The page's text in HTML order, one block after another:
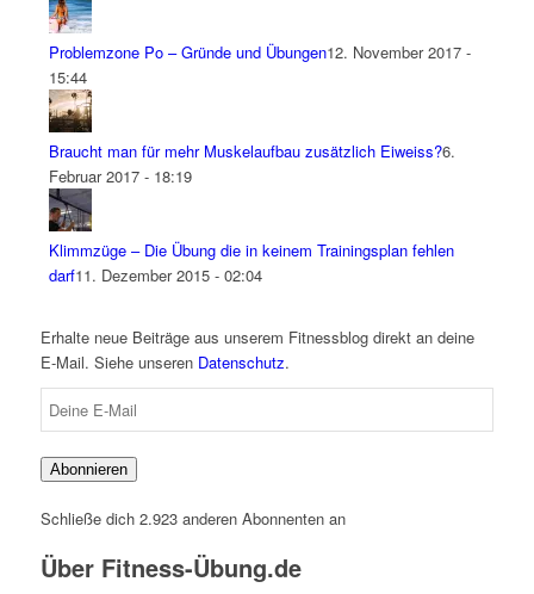
Problemzone Po – Gründe und Übungen12. November 2017 -
15:44
Braucht man für mehr Muskelaufbau zusätzlich Eiweiss?6.
Februar 2017 - 18:19
Klimmzüge – Die Übung die in keinem Trainingsplan fehlen
darf11. Dezember 2015 - 02:04
Erhalte neue Beiträge aus unserem Fitnessblog direkt an deine
E-Mail. Siehe unseren Datenschutz.
Abonnieren
Schließe dich 2.923 anderen Abonnenten an
Über Fitness-Übung.de